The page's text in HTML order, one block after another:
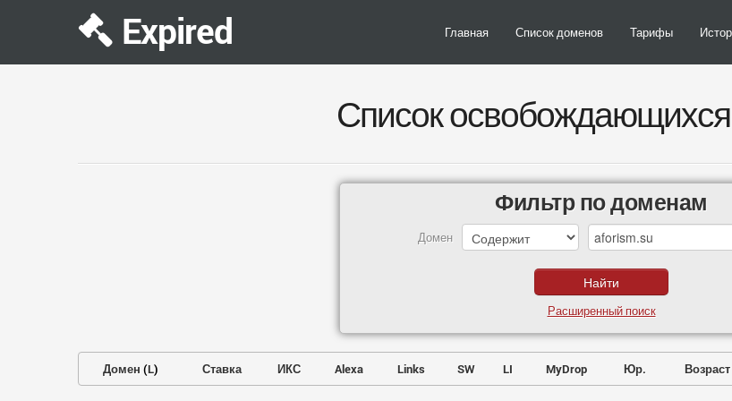
Expired Главная Список доменов Тарифы
Список
Фильтр по доменам
Домен
Расширенный поиск
Домен (L) Ставка ИКС Alexa Links SW LI MyDrop Юр. Возраст